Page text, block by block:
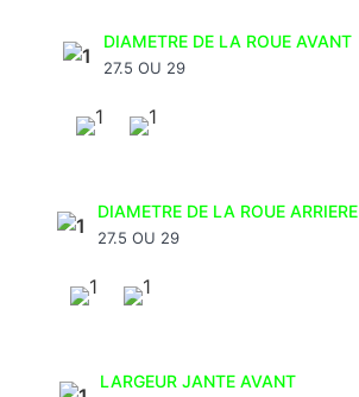
DIAMETRE DE LA ROUE AVANT
27.5 OU 29
DIAMETRE DE LA ROUE ARRIERE
27.5 OU 29
LARGEUR JANTE AVANT